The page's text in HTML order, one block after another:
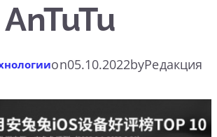
AnTuTu
on05.10.2022byРедакция